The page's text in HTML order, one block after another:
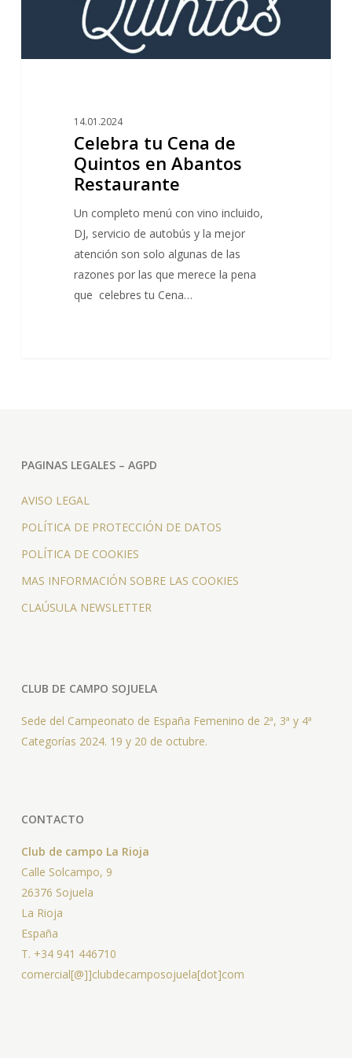
14.01.2024
Celebra tu Cena de
Quintos en Abantos
Restaurante
Un completo menú con vino incluido,
DJ, servicio de autobús y la mejor
atención son solo algunas de las
razones por las que merece la pena
que celebres tu Cena…
PAGINAS LEGALES – AGPD
AVISO LEGAL
POLÍTICA DE PROTECCIÓN DE DATOS
POLÍTICA DE COOKIES
MAS INFORMACIÓN SOBRE LAS COOKIES
CLAÚSULA NEWSLETTER
CLUB DE CAMPO SOJUELA
Sede del Campeonato de España Femenino de 2ª, 3ª y 4ª
Categorías 2024. 19 y 20 de octubre.
CONTACTO
Club de campo La Rioja
Calle Solcampo, 9
26376 Sojuela
La Rioja
España
T. +34 941 446710
comercial[@]]clubdecamposojuela[dot]com